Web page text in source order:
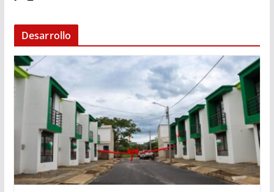
Desarrollo